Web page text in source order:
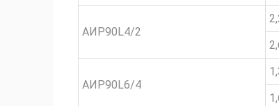
АИР90L4/2
АИР90L6/4